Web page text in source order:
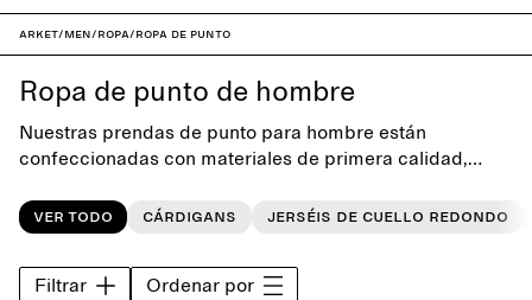
ARKET/Men/Ropa/Ropa de punto
Ropa de punto de hombre
Nuestras prendas de punto para hombre están
confeccionadas con materiales de primera calidad,
incluye cuellos redondos clásicos, cárdigans y cuellos
altos elegantes, todos ellos diseñados con un enfoque
en la calidad, los colores neutros y una estética
atemporal. Estas prendas forman una base esencial
Ver todo Cárdigans Jerséis de cuello redondo
Filtrar Ordenar por